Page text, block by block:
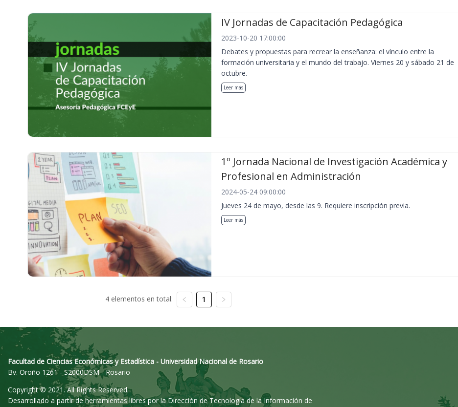
IV Jornadas de Capacitación Pedagógica
2023-10-20 17:00:00
Debates y propuestas para recrear la enseñanza: el vínculo entre la
formación universitaria y el mundo del trabajo. Viernes 20 y sábado 21 de
octubre.
Leer más
1º Jornada Nacional de Investigación Académica y
Profesional en Administración
2024-05-24 09:00:00
Jueves 24 de mayo, desde las 9. Requiere inscripción previa.
Leer más
4 elementos en total: 1
Facultad de Ciencias Económicas y Estadística - Universidad Nacional de Rosario
Bv. Oroño 1261 - S2000DSM - Rosario
Copyright © 2021. All Rights Reserved.
Desarrollado a partir de herramientas libres por la Dirección de Tecnología de la Información de